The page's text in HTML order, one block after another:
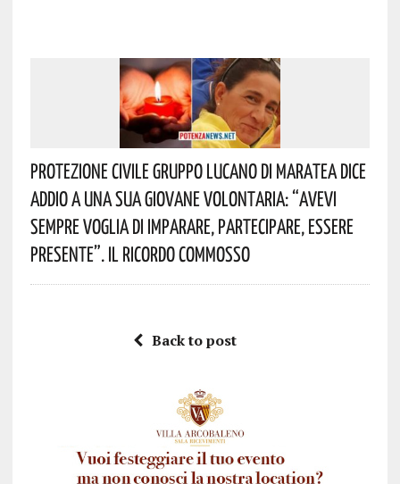
Protezione Civile Gruppo Lucano Di Maratea Dice
Addio A Una Sua Giovane Volontaria: “avevi
Sempre Voglia Di Imparare, Partecipare, Essere
Presente”. Il Ricordo Commosso
Back to post